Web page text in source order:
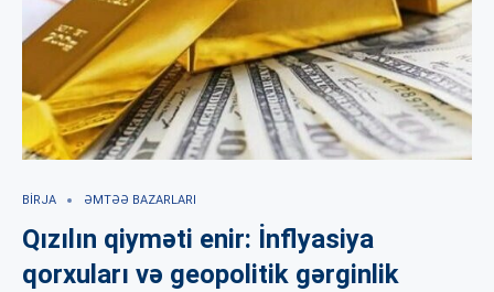
BIRJA ƏMTƏƏ BAZARLARI
Qızılın qiyməti enir: İnflyasiya
qorxuları və geopolitik gərginlik